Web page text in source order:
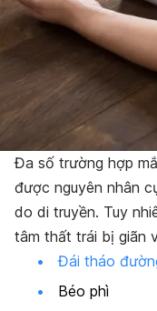
Đa số trường hợp
được nguyên nhân
do di truyền. Tuy
tâm thất trái bị giãn
Đái tháo
Béo phì